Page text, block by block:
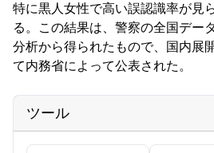
特に黒人女性で高い誤認識率が見
る。この結果は、警察の全国デー
分析から得られたもので、国内展
て内務省によって公表された。
ツール